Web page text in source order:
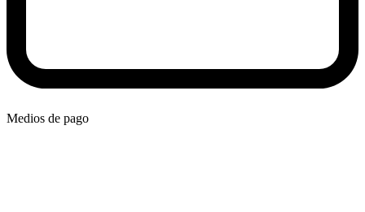
Medios de pago